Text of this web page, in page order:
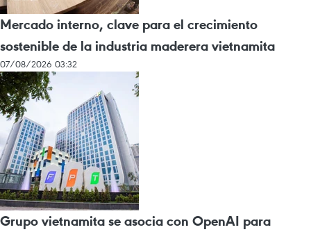
Mercado interno, clave para el crecimiento
sostenible de la industria maderera vietnamita
07/08/2026 03:32
Grupo vietnamita se asocia con OpenAI para